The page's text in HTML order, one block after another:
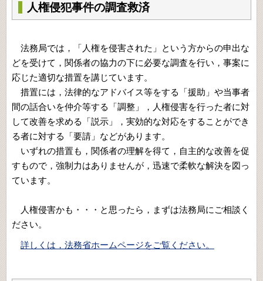
人権侵犯事件の調査救済
法務局では，「人権を侵害された」という方からの申出な
どを受けて，関係者の協力の下に必要な調査を行い，事案に
応じた適切な措置を講じています。
措置には，法律的なアドバイス等をする「援助」や当事者
間の話合いを仲介等する「調整」，人権侵害を行った者に対
して改善を求める「説示」，実効的な対応をすることができ
る者に対する「要請」などがあります。
いずれの措置も，関係者の理解を得て，自主的な改善を促
すもので，強制力はありませんが，迅速で柔軟な解決を図っ
ています。
人権侵害かも・・・と思ったら，まずは法務局にご相談く
ださい。
詳しくは，法務省ホームページをご覧ください。